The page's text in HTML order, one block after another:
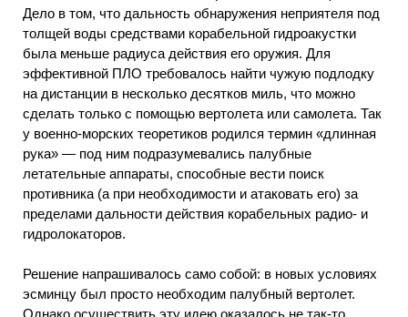
Дело в том, что дальность обнаружения неприятеля под
толщей воды средствами корабельной гидроакустки
была меньше радиуса действия его оружия. Для
эффективной ПЛО требовалось найти чужую подлодку
на дистанции в несколько десятков миль, что можно
сделать только с помощью вертолета или самолета. Так
у военно-морских теоретиков родился термин «длинная
рука» — под ним подразумевались палубные
летательные аппараты, способные вести поиск
противника (а при необходимости и атаковать его) за
пределами дальности действия корабельных радио- и
гидролокаторов.
Решение напрашивалось само собой: в новых условиях
эсминцу был просто необходим палубный вертолет.
Однако осуществить эту идею оказалось не так-то